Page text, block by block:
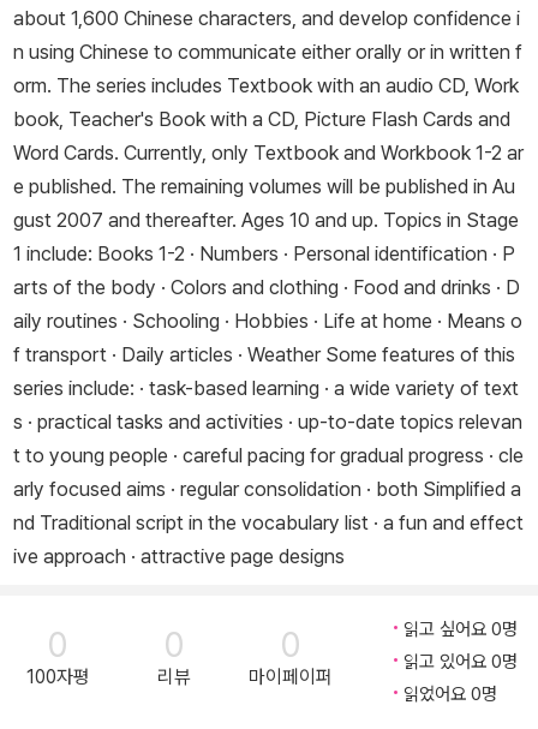
about 1,600 Chinese characters, and develop confidence i
n using Chinese to communicate either orally or in written f
orm. The series includes Textbook with an audio CD, Work
book, Teacher's Book with a CD, Picture Flash Cards and
Word Cards. Currently, only Textbook and Workbook 1-2 ar
e published. The remaining volumes will be published in Au
gust 2007 and thereafter. Ages 10 and up. Topics in Stage
1 include: Books 1-2 · Numbers · Personal identification · P
arts of the body · Colors and clothing · Food and drinks · D
aily routines · Schooling · Hobbies · Life at home · Means o
f transport · Daily articles · Weather Some features of this
series include: · task-based learning · a wide variety of text
s · practical tasks and activities · up-to-date topics relevan
t to young people · careful pacing for gradual progress · cle
arly focused aims · regular consolidation · both Simplified a
nd Traditional script in the vocabulary list · a fun and effect
ive approach · attractive page designs
0
100자평
0
리뷰
0
마이페이퍼
읽고 싶어요 0명
읽고 있어요 0명
읽었어요 0명